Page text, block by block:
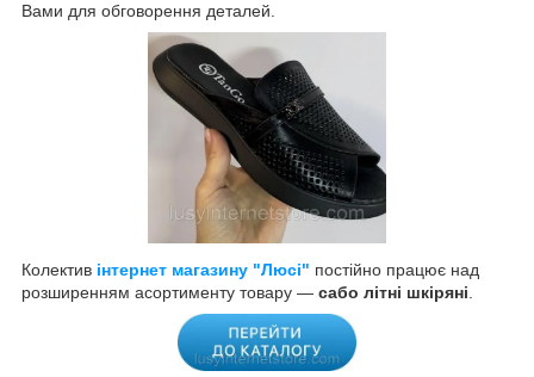
Вами для обговорення деталей.
Колектив інтернет магазину "Люсі" постійно працює над
розширенням асортименту товару — сабо літні шкіряні.